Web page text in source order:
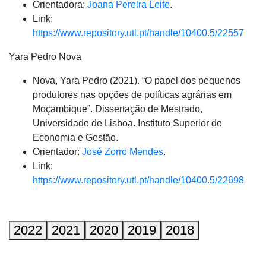
Orientadora: Joana Pereira Leite.
Link:
https://www.repository.utl.pt/handle/10400.5/22557
Yara Pedro Nova
Nova, Yara Pedro (2021). “O papel dos pequenos
produtores nas opções de políticas agrárias em
Moçambique”. Dissertação de Mestrado,
Universidade de Lisboa. Instituto Superior de
Economia e Gestão.
Orientador: José Zorro Mendes.
Link:
https://www.repository.utl.pt/handle/10400.5/22698
2022 2021 2020 2019 2018